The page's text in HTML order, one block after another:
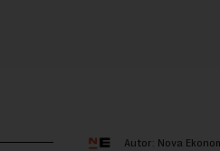
Autor: Nova